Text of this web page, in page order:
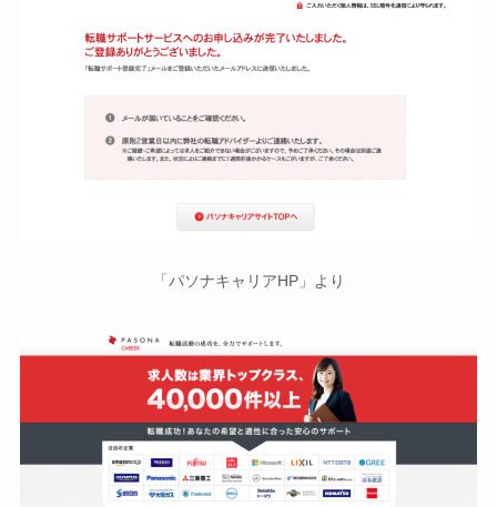
「パソナキャリアHP」より